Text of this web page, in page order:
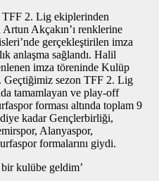
2. Lig ekiplerinden
Akçakın’ı renklerine
gerçekleştirilen imza
anlaşma sağlandı. Halil
imza töreninde Kulüp
Geçtiğimiz sezon TFF 2. Lig
tamamlayan ve play-off
forması altında toplam 9
kadar Gençlerbirliği,
Alanyaspor,
formalarını giydi.
kulübe geldim’